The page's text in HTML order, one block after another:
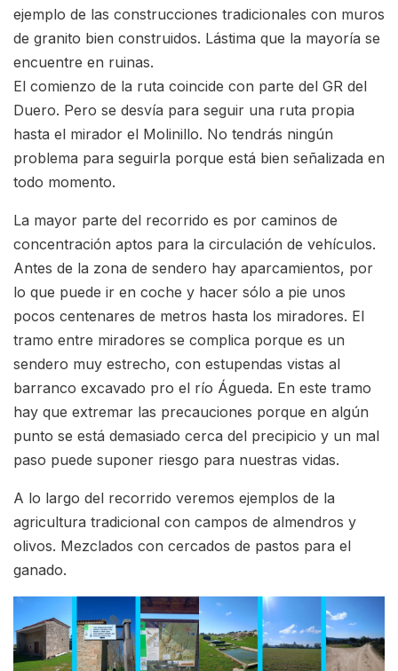
ejemplo de las construcciones tradicionales con muros
de granito bien construidos. Lástima que la mayoría se
encuentre en ruinas.
El comienzo de la ruta coincide con parte del GR del
Duero. Pero se desvía para seguir una ruta propia
hasta el mirador el Molinillo. No tendrás ningún
problema para seguirla porque está bien señalizada en
todo momento.
La mayor parte del recorrido es por caminos de
concentración aptos para la circulación de vehículos.
Antes de la zona de sendero hay aparcamientos, por
lo que puede ir en coche y hacer sólo a pie unos
pocos centenares de metros hasta los miradores. El
tramo entre miradores se complica porque es un
sendero muy estrecho, con estupendas vistas al
barranco excavado pro el río Águeda. En este tramo
hay que extremar las precauciones porque en algún
punto se está demasiado cerca del precipicio y un mal
paso puede suponer riesgo para nuestras vidas.
A lo largo del recorrido veremos ejemplos de la
agricultura tradicional con campos de almendros y
olivos. Mezclados con cercados de pastos para el
ganado.